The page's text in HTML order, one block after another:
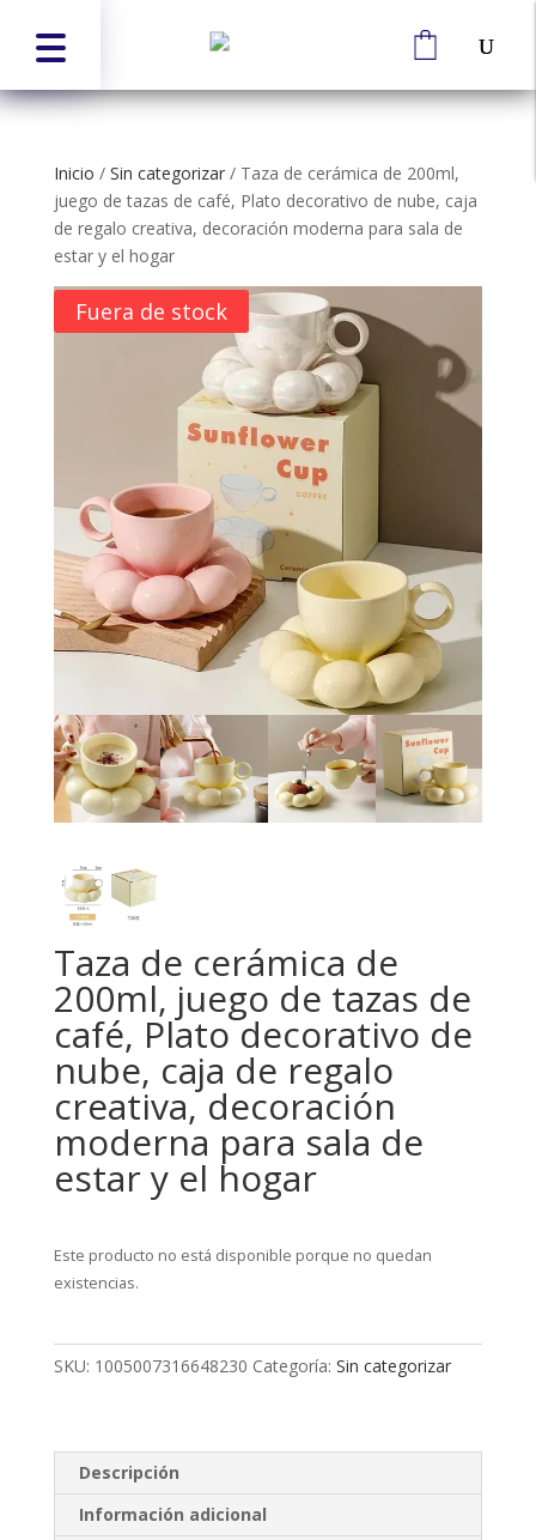
Inicio / Sin categorizar/ Taza de cerámica de 200ml,
juego de tazas de café, Plato decorativo de nube, caja
de regalo creativa, decoración moderna para sala de
estar y el hogar
Fuera de stock
Taza de cerámica de
200ml, juego de tazas de
café, Plato decorativo de
nube, caja de regalo
creativa, decoración
moderna para sala de
estar y el hogar
Este producto no está disponible porque no quedan
existencias.
SKU: 1005007316648230 Categoría: Sin categorizar
Descripción
Información adicional